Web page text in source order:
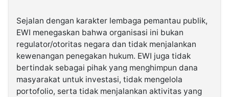
Sejalan dengan karakter lembaga pemantau publik,
EWI menegaskan bahwa organisasi ini bukan
regulator/otoritas negara dan tidak menjalankan
kewenangan penegakan hukum. EWI juga tidak
bertindak sebagai pihak yang menghimpun dana
masyarakat untuk investasi, tidak mengelola
portofolio, serta tidak menjalankan aktivitas yang